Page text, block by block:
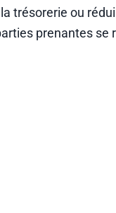
trésorerie ou
prenantes se